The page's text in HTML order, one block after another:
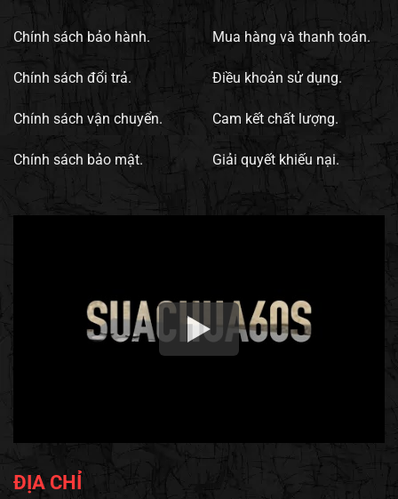
Chính sách bảo hành.
Chính sách đổi trả.
Chính sách vận chuyển.
Chính sách bảo mật.
Mua hàng và thanh toán.
Điều khoản sử dụng.
Cam kết chất lượng.
Giải quyết khiếu nại.
ĐỊA CHỈ